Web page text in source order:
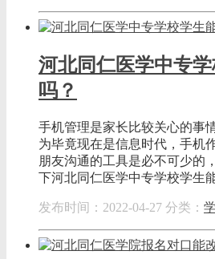
河北同仁医学中专
吗？
手机管理是家长比较关心的事
为毕竟现在是信息时代，手机
朋友沟通的工具是必不可少的
下河北同仁医学中专学校学生
发布时间：2022-04-27 分类：